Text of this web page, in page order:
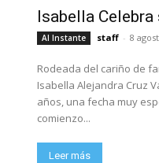
Isabella Celebra
Al Instante staff - 8
Rodeada del cariño de
Isabella Alejandra Cruz
años, una fecha muy
comienzo...
Leer más